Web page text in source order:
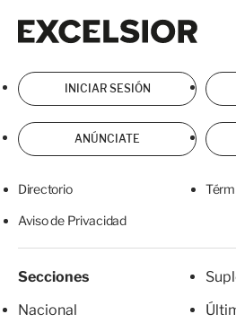
INICIAR SESIÓN
ANÚNCIATE
Directorio
Aviso de Privacidad
Secciones
Nacional